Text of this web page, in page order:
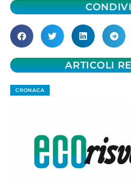
ARTICOLI
CRONACA